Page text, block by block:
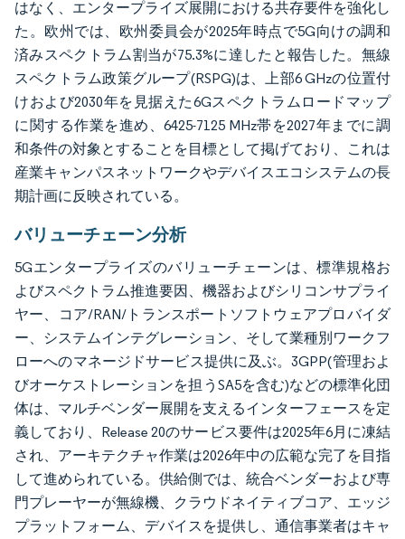
はなく、エンタープライズ展開における共存要件を強化し
た。欧州では、欧州委員会が2025年時点で5G向けの調和
済みスペクトラム割当が75.3%に達したと報告した。無線
スペクトラム政策グループ(RSPG)は、上部6 GHzの位置付
けおよび2030年を見据えた6Gスペクトラムロードマップ
に関する作業を進め、6425-7125 MHz帯を2027年までに調
和条件の対象とすることを目標として掲げており、これは
産業キャンパスネットワークやデバイスエコシステムの長
期計画に反映されている。
バリューチェーン分析
5Gエンタープライズのバリューチェーンは、標準規格お
よびスペクトラム推進要因、機器およびシリコンサプライ
ヤー、コア/RAN/トランスポートソフトウェアプロバイダ
ー、システムインテグレーション、そして業種別ワークフ
ローへのマネージドサービス提供に及ぶ。3GPP(管理およ
びオーケストレーションを担うSA5を含む)などの標準化団
体は、マルチベンダー展開を支えるインターフェースを定
義しており、Release 20のサービス要件は2025年6月に凍結
され、アーキテクチャ作業は2026年中の広範な完了を目指
して進められている。供給側では、統合ベンダーおよび専
門プレーヤーが無線機、クラウドネイティブコア、エッジ
プラットフォーム、デバイスを提供し、通信事業者はキャ